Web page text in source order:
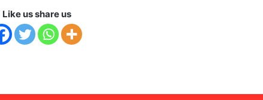
Like us share us